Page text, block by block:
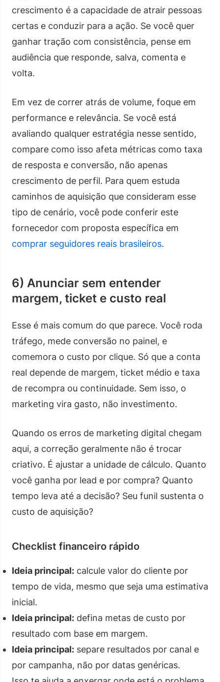
crescimento é a capacidade de atrair pessoas
certas e conduzir para a ação. Se você quer
ganhar tração com consistência, pense em
audiência que responde, salva, comenta e
volta.
Em vez de correr atrás de volume, foque em
performance e relevância. Se você está
avaliando qualquer estratégia nesse sentido,
compare como isso afeta métricas como taxa
de resposta e conversão, não apenas
crescimento de perfil. Para quem estuda
caminhos de aquisição que consideram esse
tipo de cenário, você pode conferir este
fornecedor com proposta específica em
comprar seguidores reais brasileiros.
6) Anunciar sem entender
margem, ticket e custo real
Esse é mais comum do que parece. Você roda
tráfego, mede conversão no painel, e
comemora o custo por clique. Só que a conta
real depende de margem, ticket médio e taxa
de recompra ou continuidade. Sem isso, o
marketing vira gasto, não investimento.
Quando os erros de marketing digital chegam
aqui, a correção geralmente não é trocar
criativo. É ajustar a unidade de cálculo. Quanto
você ganha por lead e por compra? Quanto
tempo leva até a decisão? Seu funil sustenta o
custo de aquisição?
Checklist financeiro rápido
Ideia principal: calcule valor do cliente por
tempo de vida, mesmo que seja uma estimativa
inicial.
Ideia principal: defina metas de custo por
resultado com base em margem.
Ideia principal: separe resultados por canal e
por campanha, não por datas genéricas.